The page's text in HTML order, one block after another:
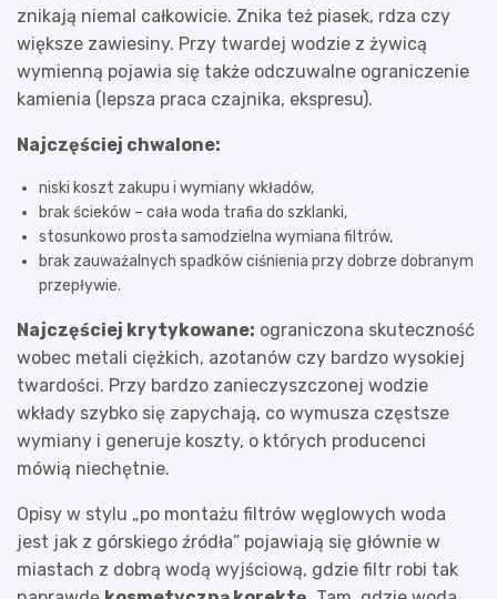
znikają niemal całkowicie. Znika też piasek, rdza czy
większe zawiesiny. Przy twardej wodzie z żywicą
wymienną pojawia się także odczuwalne ograniczenie
kamienia (lepsza praca czajnika, ekspresu).
Najczęściej chwalone:
niski koszt zakupu i wymiany wkładów,
brak ścieków – cała woda trafia do szklanki,
stosunkowo prosta samodzielna wymiana filtrów,
brak zauważalnych spadków ciśnienia przy dobrze dobranym
przepływie.
Najczęściej krytykowane: ograniczona skuteczność
wobec metali ciężkich, azotanów czy bardzo wysokiej
twardości. Przy bardzo zanieczyszczonej wodzie
wkłady szybko się zapychają, co wymusza częstsze
wymiany i generuje koszty, o których producenci
mówią niechętnie.
Opisy w stylu „po montażu filtrów węglowych woda
jest jak z górskiego źródła” pojawiają się głównie w
miastach z dobrą wodą wyjściową, gdzie filtr robi tak